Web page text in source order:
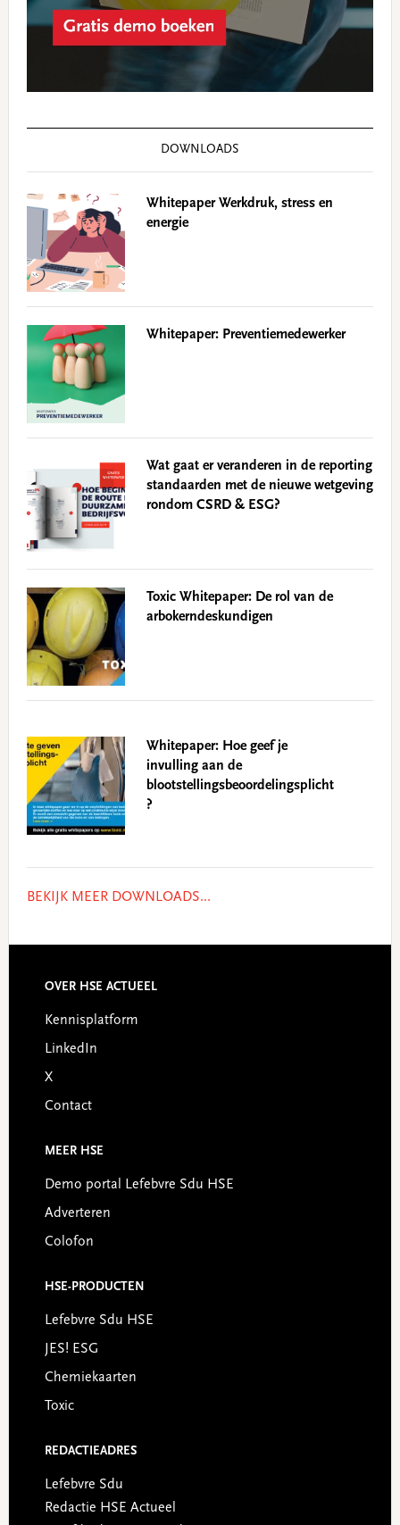
DOWNLOADS
Whitepaper Werkdruk, stress en
energie
Whitepaper: Preventiemedewerker
Wat gaat er veranderen in de reporting
standaarden met de nieuwe wetgeving
rondom CSRD & ESG?
Toxic Whitepaper: De rol van de
arbokerndeskundigen
Whitepaper: Hoe geef je
invulling aan de
blootstellingsbeoordelingsplicht
?
BEKIJK MEER DOWNLOADS...
Footer
OVER HSE ACTUEEL
Kennisplatform
LinkedIn
X
Contact
MEER HSE
Demo portal Lefebvre Sdu HSE
Adverteren
Colofon
HSE-PRODUCTEN
Lefebvre Sdu HSE
JES! ESG
Chemiekaarten
Toxic
REDACTIEADRES
Lefebvre Sdu
Redactie HSE Actueel